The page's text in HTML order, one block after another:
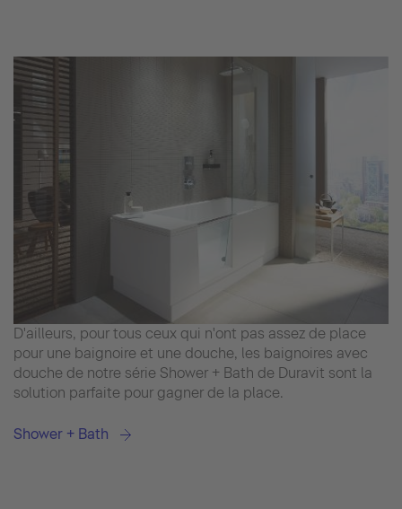
D'ailleurs, pour tous ceux qui n'ont pas assez de place
pour une baignoire et une douche, les baignoires avec
douche de notre série Shower + Bath de Duravit sont la
solution parfaite pour gagner de la place.
Shower + Bath